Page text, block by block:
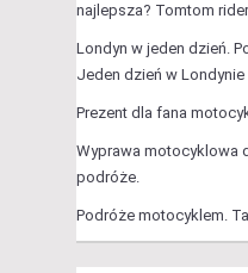
najlepsza? Tomtom
Londyn w jeden dzień.
Jeden dzień w Londynie
Prezent dla fana
Wyprawa motocyklowa
podróże.
Podróże motocyklem.